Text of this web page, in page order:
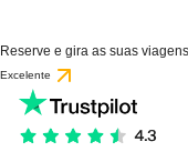
Reserve e gira as suas
Excelente